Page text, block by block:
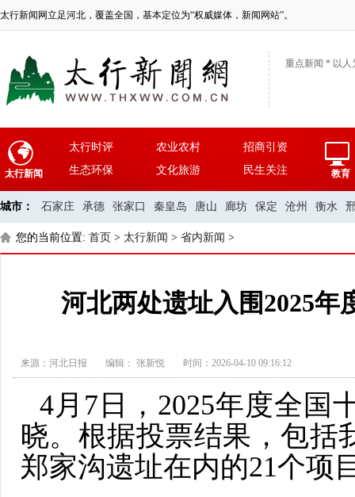
太行新闻网立足河北，覆盖全国，基本定位为“权威媒体，新闻网站”。
重点新闻 * 以人
太行新闻
太行时评 农业农村
招商引资
生态环保
文化旅游 民生关注 教育
城市： 石家庄 承德 张家口 秦皇岛 唐山 廊坊 保定 沧州 衡水
您的当前位置: 首页 > 太行新闻 > 省内新闻 >
河北两处遗址入围2025年
来源：河北日报 编辑： 张新悦 时间：2026-04-10 09:16:12
4月7日，2025年度全国
晓。根据投票结果，包括
郑家沟遗址在内的21个项